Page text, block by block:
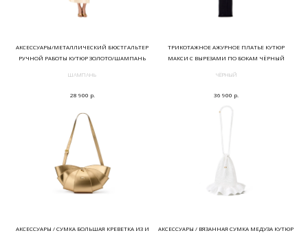
АКСЕССУАРЫ/МЕТАЛЛИЧЕСКИЙ БЮСТГАЛЬТЕР
РУЧНОЙ РАБОТЫ КУТЮР ЗОЛОТО/ШАМПАНЬ
ШАМПАНЬ
28 900 р.
ТРИКОТАЖНОЕ АЖУРНОЕ ПЛАТЬЕ КУТЮР
МАКСИ С ВЫРЕЗАМИ ПО БОКАМ ЧЁРНЫЙ
ЧЁРНЫЙ
36 900 р.
АКСЕССУАРЫ / СУМКА БОЛЬШАЯ КРЕВЕТКА ИЗ И
АКСЕССУАРЫ / ВЯЗАННАЯ СУМКА МЕДУЗА КУТЮР